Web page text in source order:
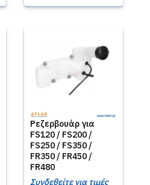
Ρεζερβουάρ για
FS120 / FS200 /
FS250 / FS350 /
FR350 / FR450 /
FR480
Συνδεθείτε για τιμές